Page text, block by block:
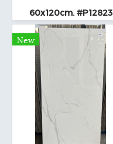
60x120cm. #P12823
New